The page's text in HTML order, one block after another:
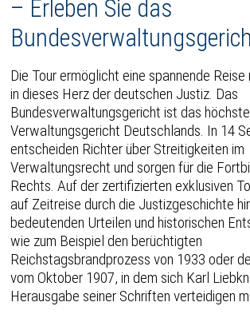
– Erleben Sie das
Die Tour ermöglicht eine spannende Reise
in dieses Herz der deutschen Justiz. Das
Bundesverwaltungsgericht ist das höchste
Verwaltungsgericht Deutschlands. In 14
entscheiden Richter über Streitigkeiten im
Verwaltungsrecht und sorgen für die
Rechts. Auf der zertifizierten exklusiven
auf Zeitreise durch die Justizgeschichte
bedeutenden Urteilen und historischen
wie zum Beispiel den berüchtigten
Reichstagsbrandprozess von 1933 oder
vom Oktober 1907, in dem sich Karl
Herausgabe seiner Schriften verteidigen